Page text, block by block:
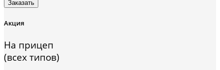
Заказать
Акция
На прицеп
(всех типов)